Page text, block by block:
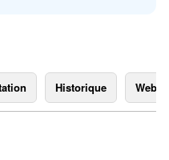
Historique